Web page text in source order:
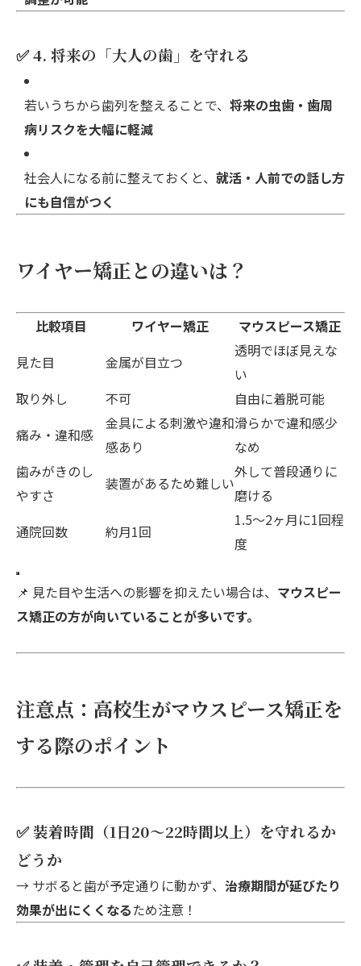
✅ 4. 将来の「大人の歯」を守れる
若いうちから歯列を整えることで、 将来の虫歯・歯周
病リスクを大幅に軽減
社会人になる前に整えておくと、 就活・人前での話し方
にも自信がつく
ワイヤー矯正との違いは？
比較項目 ワイヤー矯正
マウスピース矯正
見た目
金属が目立つ
透明でほぼ見えな
い
取り外し
不可
自由に着脱可能
痛み・違和感
金具による刺激や違和
感あり
滑らかで違和感少
なめ
歯みがきのし
やすさ
装置があるため難しい
外して普段通りに
磨ける
通院回数
約月1回
1.5〜2ヶ月に1回程
度
📌 見た目や生活への影響を抑えたい場合は、 マウスピー
ス矯正の方が向いていることが多いです。
注意点：高校生がマウスピース矯正を
する際のポイント
✅ 装着時間（1日20〜22時間以上）を守れるか
どうか
→ サボると歯が予定通りに動かず、 治療期間が延びたり
効果が出にくくなるため注意！